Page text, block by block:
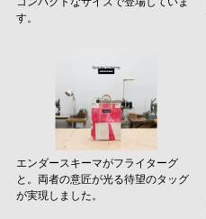
す。
エンダースキーマがフライターグ
と。両者の意匠が光る待望のタッグ
が実現しました。